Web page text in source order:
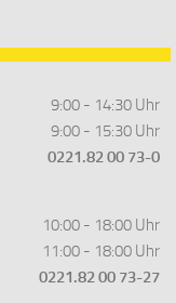
9:00 - 14:30 Uhr
9:00 - 15:30 Uhr
0221.82 00 73-0
10:00 - 18:00 Uhr
11:00 - 18:00 Uhr
0221.82 00 73-27